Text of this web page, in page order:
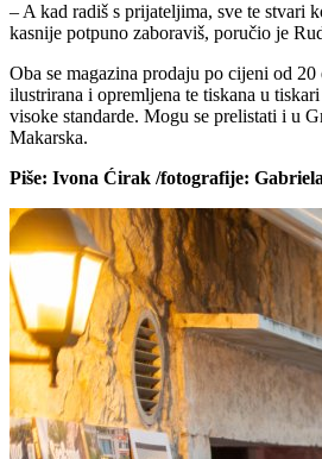
– A kad radiš s prijateljima, sve te stvari
kasnije potpuno zaboraviš, poručio je
Oba se magazina prodaju po cijeni od 20
ilustrirana i opremljena te tiskana u
visoke standarde. Mogu se prelistati i u
Makarska.
Piše: Ivona Ćirak /fotografije: